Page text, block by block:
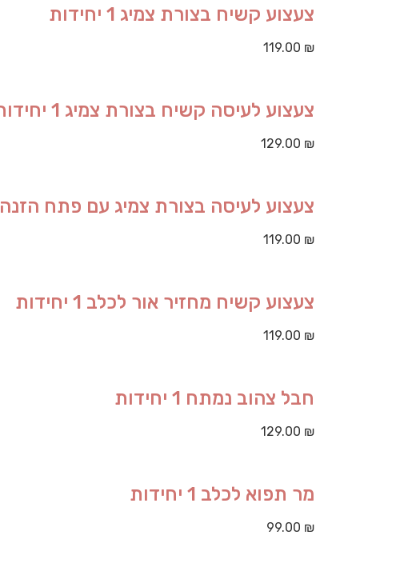
צעצוע קשיח בצורת צמיג 1 יחידות
119.00 ₪
צעצוע לעיסה קשיח בצורת צמיג 1 יחידות
129.00 ₪
צעצוע לעיסה בצורת צמיג עם פתח הזנה 1 יחידות
119.00 ₪
צעצוע קשיח מחזיר אור לכלב 1 יחידות
119.00 ₪
חבל צהוב נמתח 1 יחידות
129.00 ₪
מר תפוא לכלב 1 יחידות
99.00 ₪